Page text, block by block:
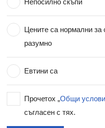
Цените са нормални за
разумно
Евтини са
Прочетох „Общи
съгласен с тях.